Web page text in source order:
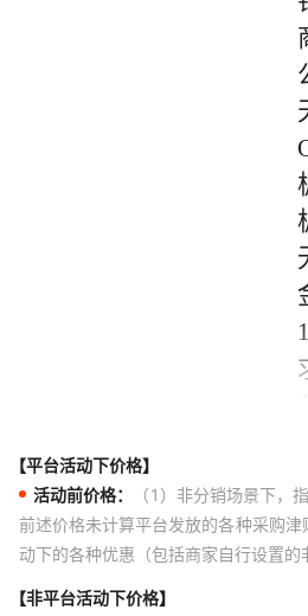
【平台活动下价格】
活动前价格：
（1）非分销场景下，
前述价格未计算平台发放的各种采购
动下的各种优惠（包括商家自行设置
【非平台活动下价格】